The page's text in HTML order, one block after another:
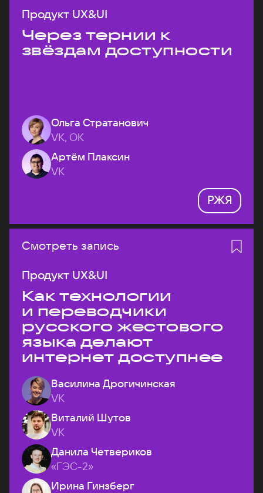
Продукт UX&UI
Через тернии к
звёздам доступности
Ольга Стратанович
VK, ОК
Артём Плаксин
VK
РЖЯ
Смотреть запись
Продукт UX&UI
Как технологии
и переводчики
русского жестового
языка делают
интернет доступнее
Василина Дрогичинская
VK
Виталий Шутов
VK
Данила Четвериков
«ГЭС-2»
Ирина Гинзберг